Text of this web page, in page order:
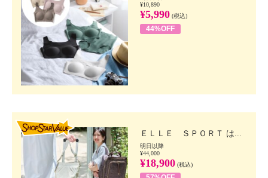
¥10,890
¥5,990 (税込)
44%OFF
ＥＬＬＥ ＳＰＯＲＴ は...
明日以降
¥44,000
¥18,900 (税込)